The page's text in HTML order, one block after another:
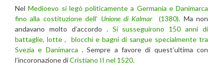
NelMedioevo si legò politicamente a Germania e Danimarca
fino alla costituzione dell’ Unione di Kalmar (1380). Ma non
andavano molto d’accordo . Si susseguirono 150 anni di
battaglie, lotte , blocchi e bagni di sangue specialmente tra
Svezia e Danimarca . Sempre a favore di quest’ultima con
l’incoronazione diCristiano II nel 1520.